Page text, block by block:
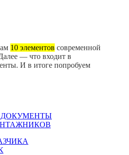
10 элементов современной
— что входит в
И в итоге попробуем
ДОКУМЕНТЫ